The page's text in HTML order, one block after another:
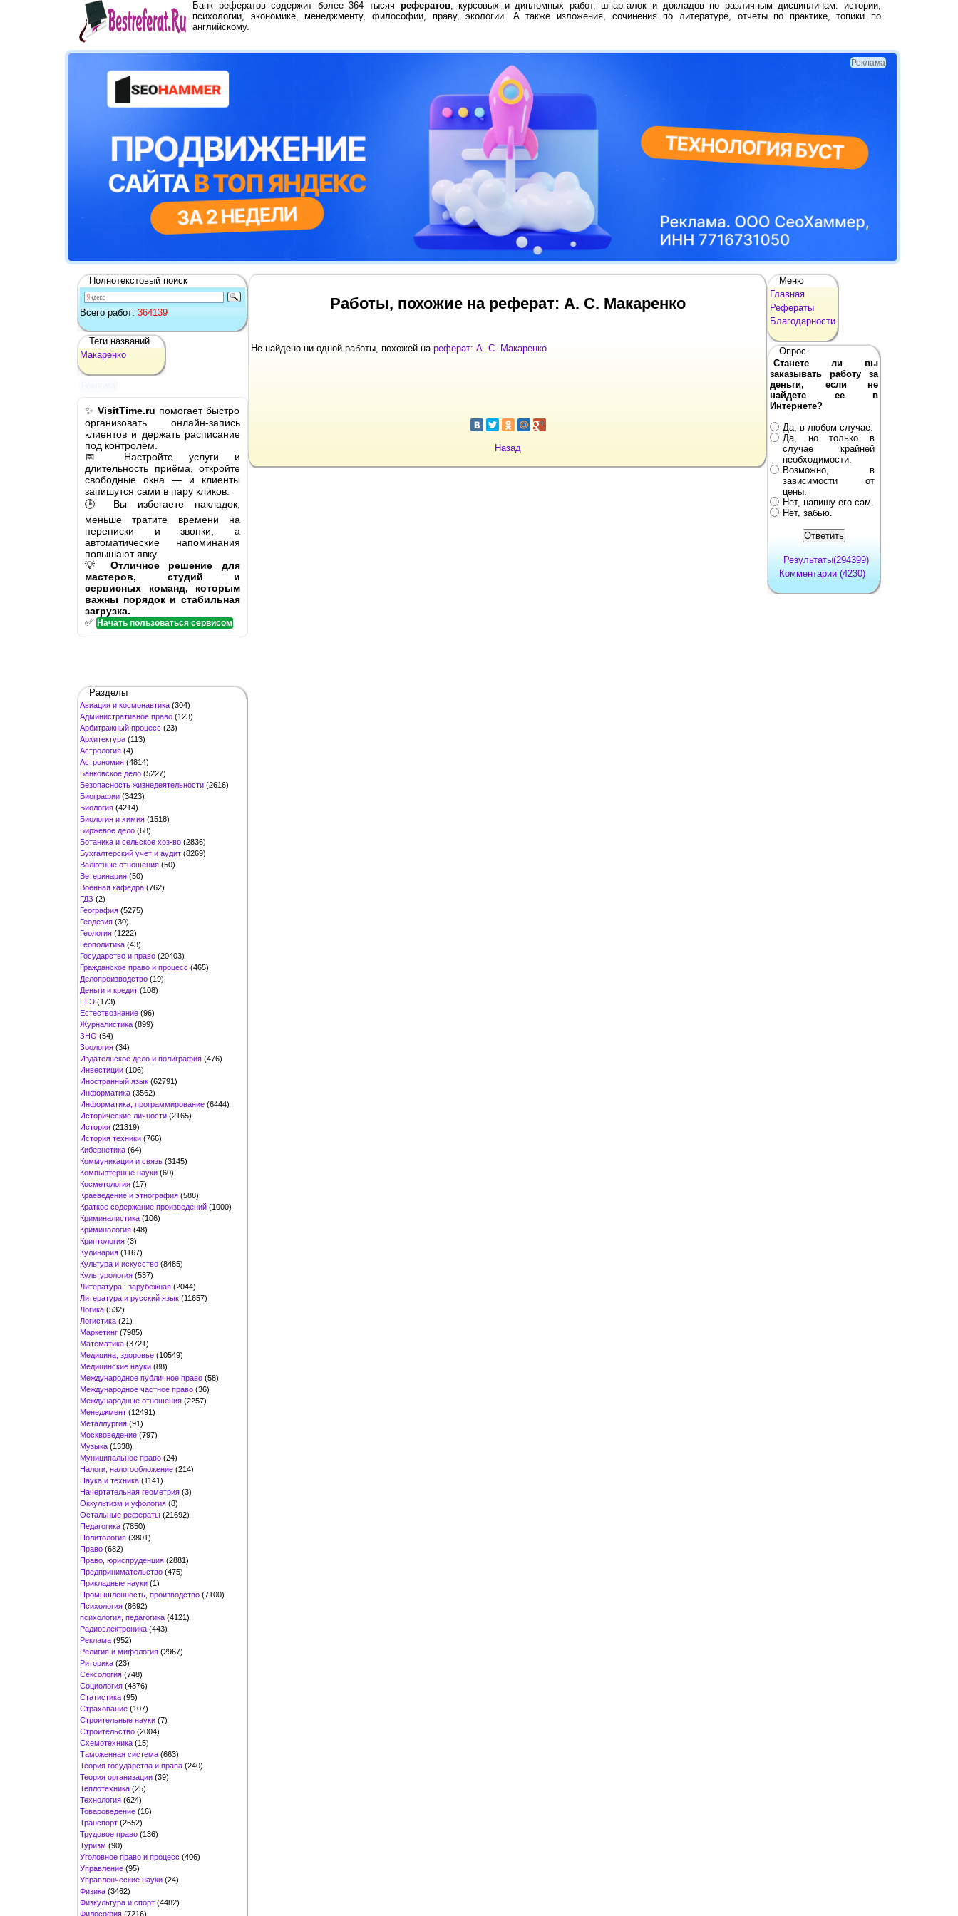
Банк рефератов содержит более 364 тысяч рефератов, курсовых и дипломных работ, шпаргалок и докладов по различным дисциплинам: истории,
психологии, экономике, менеджменту, философии, праву, экологии. А также изложения, сочинения по литературе, отчеты по практике, топики по
английскому.
Реклама
Полнотекстовый поиск
Всего работ: 364139
Теги названий
Макаренко
✨ VisitTime.ru помогает быстро
организовать онлайн-запись
клиентов и держать расписание
под контролем.
📅 Настройте услуги и
длительность приёма, откройте
свободные окна — и клиенты
запишутся сами в пару кликов.
🕒 Вы избегаете накладок,
меньше тратите времени на
переписки и звонки, а
автоматические напоминания
повышают явку.
💡 Отличное решение для
мастеров, студий и
сервисных команд, которым
важны порядок и стабильная
загрузка.
✅ Начать пользоваться сервисом
Разделы
Авиация и космонавтика (304)
Административное право (123)
Арбитражный процесс (23)
Архитектура (113)
Астрология (4)
Астрономия (4814)
Банковское дело (5227)
Безопасность жизнедеятельности (2616)
Биографии (3423)
Биология (4214)
Биология и химия (1518)
Биржевое дело (68)
Ботаника и сельское хоз-во (2836)
Бухгалтерский учет и аудит (8269)
Валютные отношения (50)
Ветеринария (50)
Военная кафедра (762)
ГДЗ (2)
География (5275)
Геодезия (30)
Геология (1222)
Геополитика (43)
Государство и право (20403)
Гражданское право и процесс (465)
Делопроизводство (19)
Деньги и кредит (108)
ЕГЭ (173)
Естествознание (96)
Журналистика (899)
ЗНО (54)
Зоология (34)
Издательское дело и полиграфия (476)
Инвестиции (106)
Иностранный язык (62791)
Информатика (3562)
Информатика, программирование (6444)
Исторические личности (2165)
История (21319)
История техники (766)
Кибернетика (64)
Коммуникации и связь (3145)
Компьютерные науки (60)
Косметология (17)
Краеведение и этнография (588)
Краткое содержание произведений (1000)
Криминалистика (106)
Криминология (48)
Криптология (3)
Кулинария (1167)
Культура и искусство (8485)
Культурология (537)
Литература : зарубежная (2044)
Литература и русский язык (11657)
Логика (532)
Логистика (21)
Маркетинг (7985)
Математика (3721)
Медицина, здоровье (10549)
Медицинские науки (88)
Международное публичное право (58)
Международное частное право (36)
Международные отношения (2257)
Менеджмент (12491)
Металлургия (91)
Москвоведение (797)
Музыка (1338)
Муниципальное право (24)
Налоги, налогообложение (214)
Наука и техника (1141)
Начертательная геометрия (3)
Оккультизм и уфология (8)
Остальные рефераты (21692)
Педагогика (7850)
Политология (3801)
Право (682)
Право, юриспруденция (2881)
Предпринимательство (475)
Прикладные науки (1)
Промышленность, производство (7100)
Психология (8692)
психология, педагогика (4121)
Радиоэлектроника (443)
Реклама (952)
Религия и мифология (2967)
Риторика (23)
Сексология (748)
Социология (4876)
Статистика (95)
Страхование (107)
Строительные науки (7)
Строительство (2004)
Схемотехника (15)
Таможенная система (663)
Теория государства и права (240)
Теория организации (39)
Теплотехника (25)
Технология (624)
Товароведение (16)
Транспорт (2652)
Трудовое право (136)
Туризм (90)
Уголовное право и процесс (406)
Управление (95)
Управленческие науки (24)
Физика (3462)
Физкультура и спорт (4482)
Философия (7216)
Работы, похожие на реферат: А. С. Макаренко
Не найдено ни одной работы, похожей на реферат: А. С. Макаренко
Назад
Меню
Главная
Рефераты
Благодарности
Опрос
Станете ли вы
заказывать работу за
деньги, если не
найдете ее в
Интернете?
Да, в любом случае.
Да, но только в
случае крайней
необходимости.
Возможно, в
зависимости от
цены.
Нет, напишу его сам.
Нет, забью.
Результаты(294399)
Комментарии (4230)